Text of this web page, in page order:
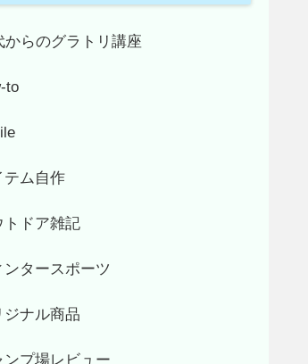
からのグラトリ講座
to
テム自作
トドア雑記
ンタースポーツ
ジナル商品
ンプ場レビュー